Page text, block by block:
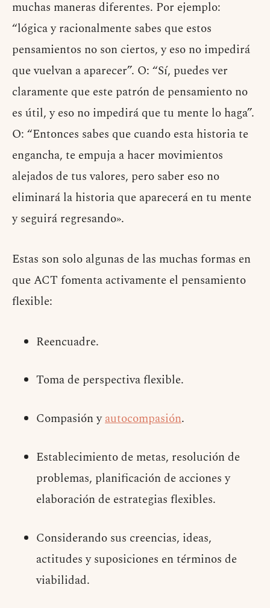
muchas maneras diferentes. Por ejemplo:
“lógica y racionalmente sabes que estos
pensamientos no son ciertos, y eso no impedirá
que vuelvan a aparecer”. O: “Sí, puedes ver
claramente que este patrón de pensamiento no
es útil, y eso no impedirá que tu mente lo haga”.
O: “Entonces sabes que cuando esta historia te
engancha, te empuja a hacer movimientos
alejados de tus valores, pero saber eso no
eliminará la historia que aparecerá en tu mente
y seguirá regresando».
Estas son solo algunas de las muchas formas en
que ACT fomenta activamente el pensamiento
flexible:
Reencuadre.
Toma de perspectiva flexible.
Compasión yautocompasión.
Establecimiento de metas, resolución de
problemas, planificación de acciones y
elaboración de estrategias flexibles.
Considerando sus creencias, ideas,
actitudes y suposiciones en términos de
viabilidad.